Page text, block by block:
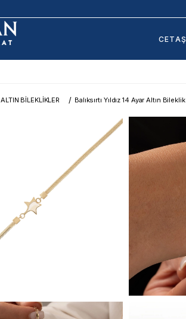
CETAŞ
ALTIN BİLEKLİKLER Balıksırtı Yıldız 14 Ayar Altın Bileklik